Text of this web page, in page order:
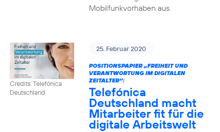
Mobilfunkvorhaben aus.
Credits: Telefónica
Deutschland
25. Februar 2020
POSITIONSPAPIER „FREIHEIT UND
VERANTWORTUNG IM DIGITALEN
ZEITALTER“:
Telefónica
Deutschland macht
Mitarbeiter fit für die
digitale Arbeitswelt